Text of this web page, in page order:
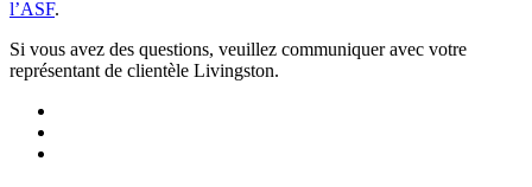
l’ASF.
Si vous avez des questions, veuillez communiquer avec votre
représentant de clientèle Livingston.